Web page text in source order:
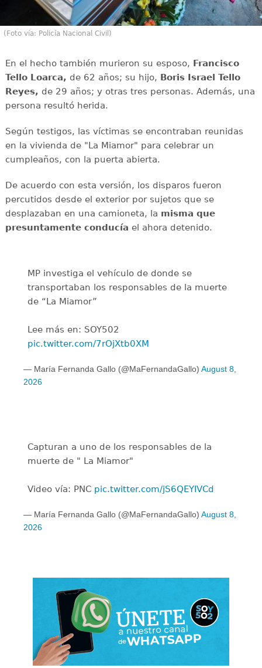
(Foto vía: Policía Nacional Civil)
En el hecho también murieron su esposo, Francisco
Tello Loarca, de 62 años; su hijo, Boris Israel Tello
Reyes, de 29 años; y otras tres personas. Además, una
persona resultó herida.
Según testigos, las víctimas se encontraban reunidas
en la vivienda de "La Miamor" para celebrar un
cumpleaños, con la puerta abierta.
De acuerdo con esta versión, los disparos fueron
percutidos desde el exterior por sujetos que se
desplazaban en una camioneta, la misma que
presuntamente conducía el ahora detenido.
MP investiga el vehículo de donde se
transportaban los responsables de la muerte
de “La Miamor”
Lee más en: SOY502
pic.twitter.com/7rOjXtb0XM
— María Fernanda Gallo (@MaFernandaGallo) August 8,
2026
Capturan a uno de los responsables de la
muerte de " La Miamor"
Video vía: PNC pic.twitter.com/jS6QEYIVCd
— María Fernanda Gallo (@MaFernandaGallo) August 8,
2026